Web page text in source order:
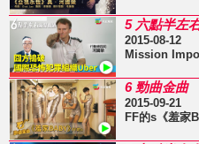
5 六點半左
2015-08-12
Mission
6 勁曲金曲
2015-09-21
FF的s《羞家